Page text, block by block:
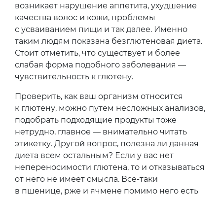
возникает нарушение аппетита, ухудшение
качества волос и кожи, проблемы
с усваиванием пищи и так далее. Именно
таким людям показана безглютеновая диета.
Стоит отметить, что существует и более
слабая форма подобного заболевания —
чувствительность к глютену.
Проверить, как ваш организм относится
к глютену, можно путем несложных анализов,
подобрать подходящие продукты тоже
нетрудно, главное — внимательно читать
этикетку. Другой вопрос, полезна ли данная
диета всем остальным? Если у вас нет
непереносимости глютена, то и отказываться
от него не имеет смысла. Все-таки
в пшенице, рже и ячмене помимо него есть